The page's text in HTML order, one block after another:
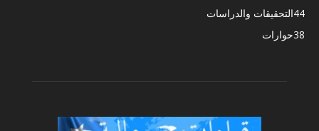
التحقيقات والدراسات44
حوارات38